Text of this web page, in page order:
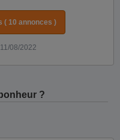
( 10 annonces )
08/2022
?